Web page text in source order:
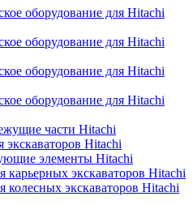
оборудование для Hitachi
оборудование для Hitachi
оборудование для Hitachi
оборудование для Hitachi
части Hitachi
экскаваторов Hitachi
элементы Hitachi
карьерных экскаваторов Hitachi
колесных экскаваторов Hitachi